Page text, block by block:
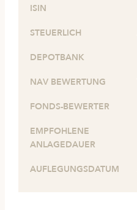
ISIN
STEUERLICH
DEPOTBANK
NAV BEWERTUNG
FONDS-BEWERTER
EMPFOHLENE
ANLAGEDAUER
AUFLEGUNGSDATUM